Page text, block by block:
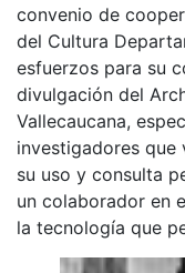
convenio de
del Cultura
esfuerzos para su
divulgación del
Vallecaucana,
investigadores que
su uso y consulta
un colaborador en
la tecnología que